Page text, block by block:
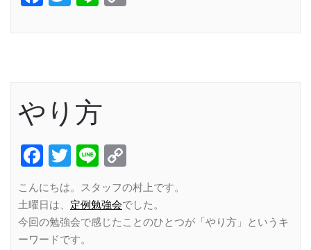
やり方
Facebook
Twitter
Line
Link
こんにちは。スタッフの村上です。
土曜日は、 定例勉強会でした。
今回の勉強会で感じたことのひとつが「やり方」というキ
ーワードです。